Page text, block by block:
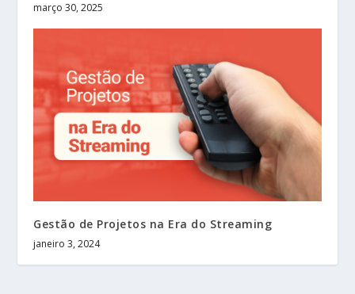
março 30, 2025
Gestão de Projetos na Era do Streaming
janeiro 3, 2024